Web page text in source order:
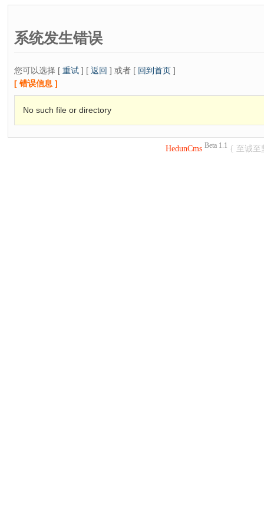
系统发生错误
您可以选择 [ 重试 ] [ 返回 ] 或者 [ 回到首页 ]
[ 错误信息 ]
No such file or directory
HedunCms Beta 1.1 { 至诚至